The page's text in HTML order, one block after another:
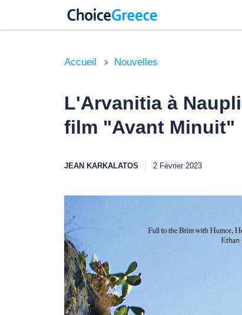
Accueil Nouvelles
L'Arvanitia à
film "Avant Minuit"
JEAN KARKALATOS 2 Février 2023